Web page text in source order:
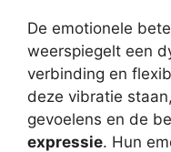
De emotionele
weerspiegelt een
verbinding en
deze vibratie
gevoelens en de
expressie. Hun